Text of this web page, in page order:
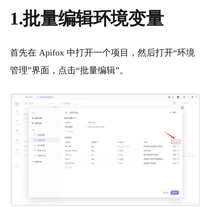
1.批量编辑环境变量
首先在 Apifox 中打开一个项目，然后打开“环境
管理”界面，点击“批量编辑”。